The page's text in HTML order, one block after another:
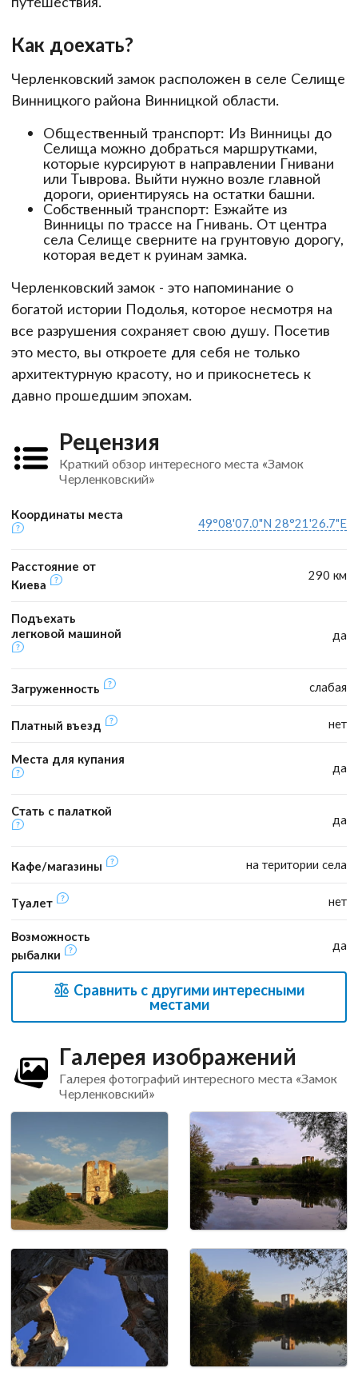
Как доехать?
Черленковский замок расположен в селе Селище
Винницкого района Винницкой области.
Общественный транспорт: Из Винницы до
Селища можно добраться маршрутками,
которые курсируют в направлении Гнивани
или Тыврова. Выйти нужно возле главной
дороги, ориентируясь на остатки башни.
Собственный транспорт: Езжайте из
Винницы по трассе на Гнивань. От центра
села Селище сверните на грунтовую дорогу,
которая ведет к руинам замка.
Черленковский замок - это напоминание о
богатой истории Подолья, которое несмотря на
все разрушения сохраняет свою душу. Посетив
это место, вы откроете для себя не только
архитектурную красоту, но и прикоснетесь к
давно прошедшим эпохам.
Рецензия
Краткий обзор интересного места «Замок
Черленковский»
Координаты места
49°08'07.0"N 28°21'26.7"E
Расстояние от
Киева
290 км
Подъехать
легковой машиной
да
Загруженность слабая
Платный въезд нет
Места для купания
да
Стать с палаткой
да
Кафе/магазины на територии села
Туалет нет
Возможность
рыбалки
да
Сравнить с другими интересными
местами
Галерея изображений
Галерея фотографий интересного места «Замок
Черленковский»